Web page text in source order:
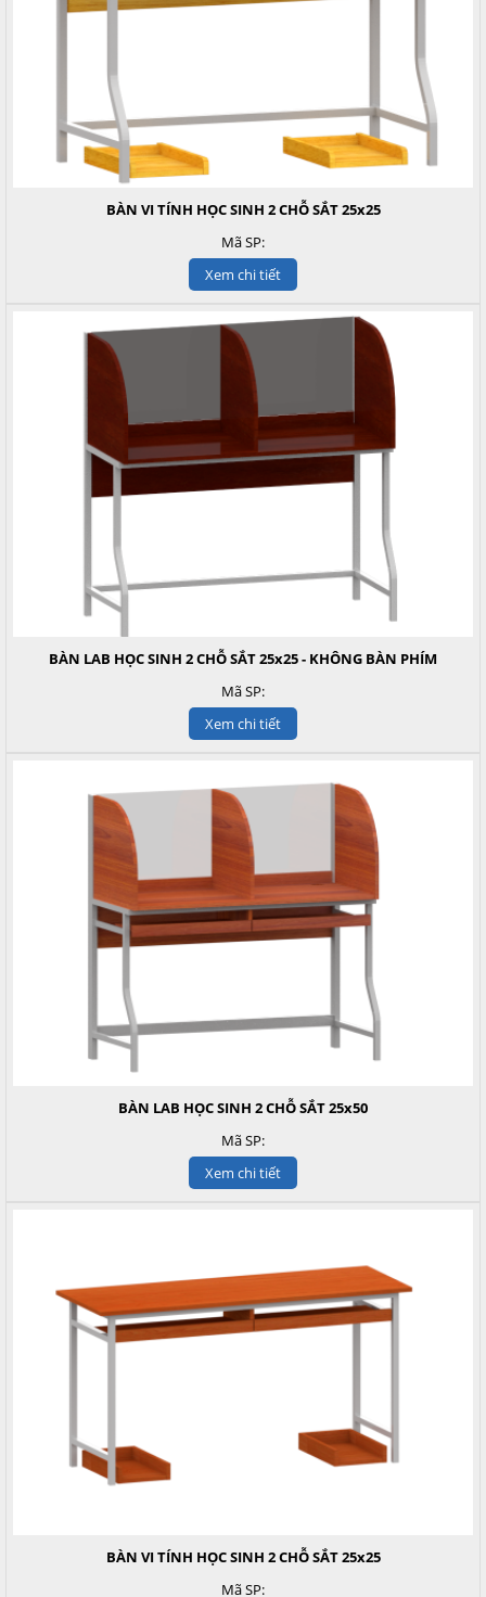
BÀN VI TÍNH HỌC SINH 2 CHỖ SẮT 25x25
Mã SP:
Xem chi tiết
BÀN LAB HỌC SINH 2 CHỖ SẮT 25x25 - KHÔNG BÀN PHÍM
Mã SP:
Xem chi tiết
BÀN LAB HỌC SINH 2 CHỖ SẮT 25x50
Mã SP:
Xem chi tiết
BÀN VI TÍNH HỌC SINH 2 CHỖ SẮT 25x25
Mã SP: